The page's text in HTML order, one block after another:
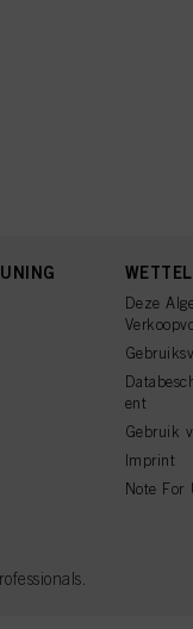
Deze
ent
Gebruik
Imprint
Note For